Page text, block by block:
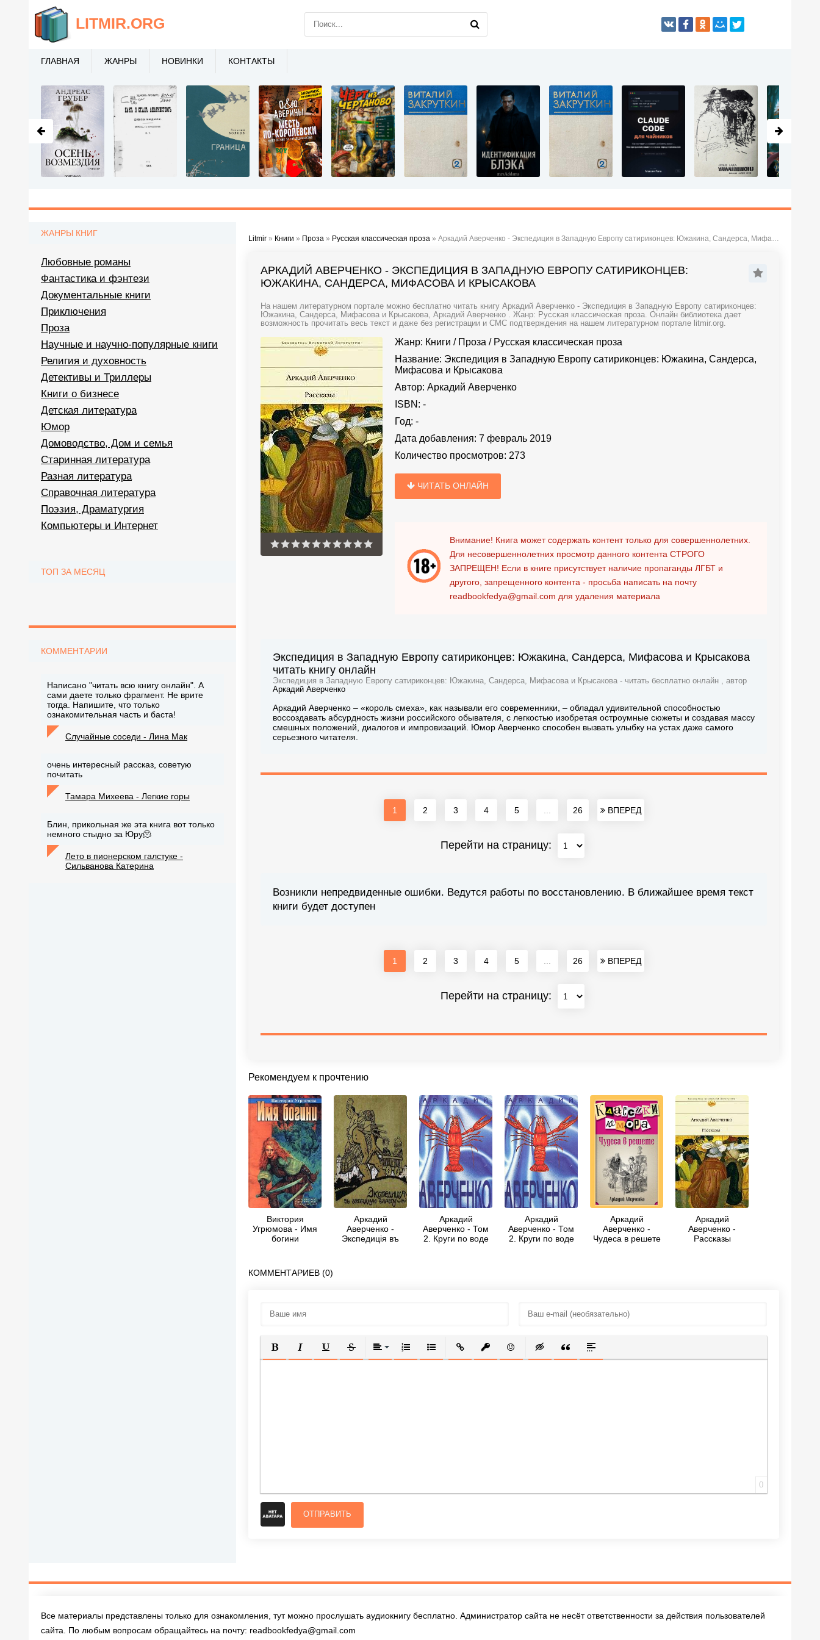
Litmir » Книги » Проза » Русская классическая проза » Аркадий Аверченко - Экспедиция в Западную Европу сатириконцев: Южакина, Сандерса, Мифасова и Крысакова
АРКАДИЙ АВЕРЧЕНКО - ЭКСПЕДИЦИЯ В ЗАПАДНУЮ ЕВРОПУ САТИРИКОНЦЕВ:
ЮЖАКИНА, САНДЕРСА, МИФАСОВА И КРЫСАКОВА
На нашем литературном портале можно бесплатно читать книгу Аркадий Аверченко - Экспедиция в Западную Европу сатириконцев:
Южакина, Сандерса, Мифасова и Крысакова, Аркадий Аверченко . Жанр: Русская классическая проза. Онлайн библиотека дает
возможность прочитать весь текст и даже без регистрации и СМС подтверждения на нашем литературном портале litmir.org.
Жанр: Книги / Проза / Русская классическая проза
Название: Экспедиция в Западную Европу сатириконцев: Южакина, Сандерса,
Мифасова и Крысакова
Автор: Аркадий Аверченко
ISBN: -
Год: -
Дата добавления: 7 февраль 2019
Количество просмотров: 273
ЧИТАТЬ ОНЛАЙН
Внимание! Книга может содержать контент только для совершеннолетних.
Для несовершеннолетних просмотр данного контента СТРОГО
ЗАПРЕЩЕН! Если в книге присутствует наличие пропаганды ЛГБТ и
другого, запрещенного контента - просьба написать на почту
readbookfedya@gmail.com для удаления материала
Экспедиция в Западную Европу сатириконцев: Южакина, Сандерса, Мифасова и Крысакова
читать книгу онлайн
Экспедиция в Западную Европу сатириконцев: Южакина, Сандерса, Мифасова и Крысакова - читать бесплатно онлайн , автор
Аркадий Аверченко
Аркадий Аверченко – «король смеха», как называли его современники, – обладал удивительной способностью
воссоздавать абсурдность жизни российского обывателя, с легкостью изобретая остроумные сюжеты и создавая массу
смешных положений, диалогов и импровизаций. Юмор Аверченко способен вызвать улыбку на устах даже самого
серьезного читателя.
1 2 3 4 5 26 ВПЕРЕД
Перейти на страницу:
Возникли непредвиденные ошибки. Ведутся работы по восстановлению. В ближайшее время текст
книги будет доступен
1 2 3 4 5 26 ВПЕРЕД
Перейти на страницу:
Рекомендуем к прочтению
Виктория
Угрюмова - Имя
богини
Аркадий
Аверченко -
Экспедиція въ
Аркадий
Аверченко - Том
2. Круги по воде
Аркадий
Аверченко - Том
2. Круги по воде
Аркадий
Аверченко -
Чудеса в решете
Аркадий
Аверченко -
Рассказы
КОММЕНТАРИЕВ (0)
ПОЛУЖИРНЫЙ
КУРСИВПОДЧЕРКНУТЫЙ
ЗАЧЕРКНУТЫЙВЫРАВНИВАНИЕ
НУМЕРОВАННЫЙ СПИСОК
МАРКИРОВАННЫЙ СПИСОК
ВСТАВИТЬ ССЫЛКУ
ВСТАВИТЬ ЗАЩИЩЕННУЮ ССЫЛКУ
ВСТАВИТЬ СМАЙЛИК
ВСТАВКА СКРЫТОГО ТЕКСТА
ВСТАВКА ЦИТАТЫ
ВСТАВКА СПОЙЛЕРА
0
ОТПРАВИТЬ
ЖАНРЫ КНИГ
Любовные романы
Фантастика и фэнтези
Документальные книги
Приключения
Проза
Научные и научно-популярные книги
Религия и духовность
Детективы и Триллеры
Книги о бизнесе
Детская литература
Юмор
Домоводство, Дом и семья
Старинная литература
Разная литература
Справочная литература
Поэзия, Драматургия
Компьютеры и Интернет
ТОП ЗА МЕСЯЦ
КОММЕНТАРИИ
Написано "читать всю книгу онлайн". А
сами даете только фрагмент. Не врите
тогда. Напишите, что только
ознакомительная часть и баста!
Случайные соседи - Лина Мак
очень интересный рассказ, советую
почитать
Тамара Михеева - Легкие горы
Блин, прикольная же эта книга вот только
немного стыдно за Юру🫠
Лето в пионерском галстуке -
Сильванова Катерина
LITMIR.ORG
ГЛАВНАЯ ЖАНРЫ НОВИНКИ КОНТАКТЫ
Все материалы представлены только для ознакомления, тут можно прослушать аудиокнигу бесплатно. Администратор сайта не несёт ответственности за действия пользователей
сайта. По любым вопросам обращайтесь на почту: readbookfedya@gmail.com